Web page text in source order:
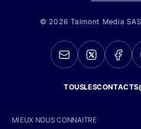
© 2026 Talmont Media
MIEUX NOUS CONNAITRE